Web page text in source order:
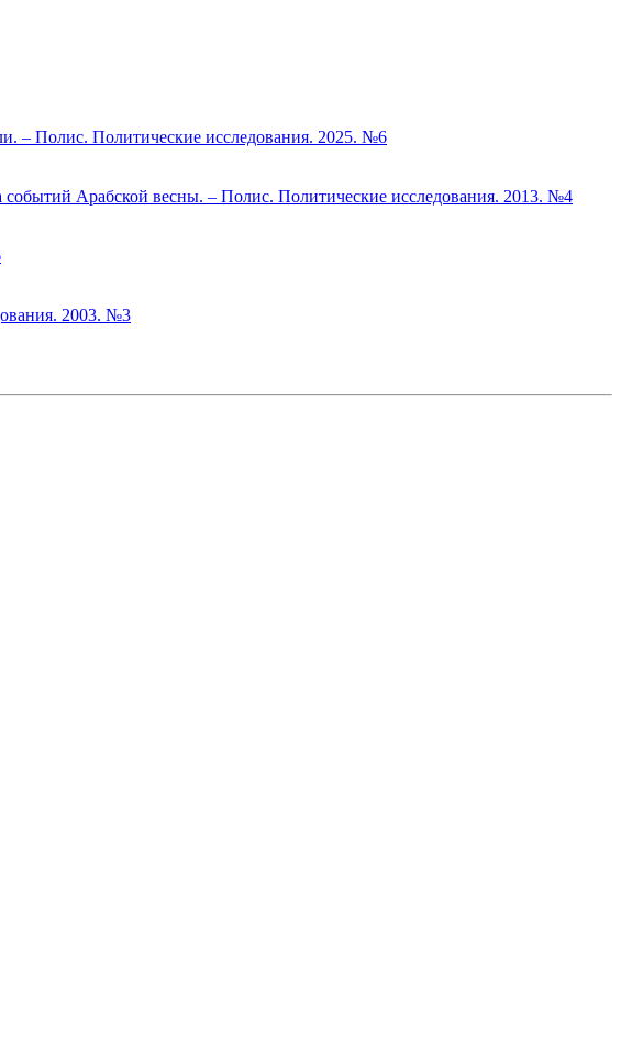
– Полис. Политические исследования. 2025. №6
событий Арабской весны. – Полис. Политические исследования. 2013. №4
2003. №3